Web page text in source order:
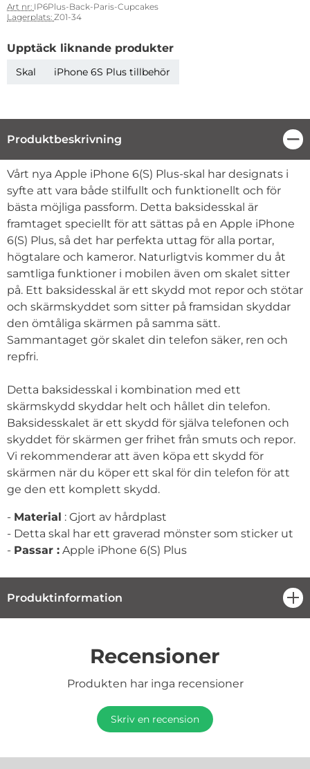
Art nr: IP6Plus-Back-Paris-Cupcakes
Lagerplats: Z01-34
Upptäck liknande produkter
Skal iPhone 6S Plus tillbehör
Produktbeskrivning
Produktbeskrivning
Vårt nya Apple iPhone 6(S) Plus-skal har designats i
syfte att vara både stilfullt och funktionellt och för
bästa möjliga passform. Detta baksidesskal är
framtaget speciellt för att sättas på en Apple iPhone
6(S) Plus, så det har perfekta uttag för alla portar,
högtalare och kameror. Naturligtvis kommer du åt
samtliga funktioner i mobilen även om skalet sitter
på. Ett baksidesskal är ett skydd mot repor och stötar
och skärmskyddet som sitter på framsidan skyddar
den ömtåliga skärmen på samma sätt.
Sammantaget gör skalet din telefon säker, ren och
repfri.
Detta baksidesskal i kombination med ett
skärmskydd skyddar helt och hållet din telefon.
Baksidesskalet är ett skydd för själva telefonen och
skyddet för skärmen ger frihet från smuts och repor.
Vi rekommenderar att även köpa ett skydd för
skärmen när du köper ett skal för din telefon för att
ge den ett komplett skydd.
- Material : Gjort av hårdplast
- Detta skal har ett graverad mönster som sticker ut
- Passar : Apple iPhone 6(S) Plus
Produktinformation
Recensioner
Produkten har inga recensioner
Skriv en recension